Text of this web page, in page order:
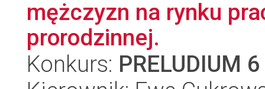
mężczyzn na rynku
prorodzinnej.
Konkurs: PRELUDIUM 6